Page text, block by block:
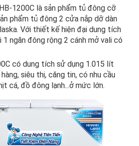
1200C là sản phẩm tủ đông cỡ
phẩm tủ đông 2 cửa nắp dỡ dàn
Với thiết kế hiện đại dung tích
ngăn đông rộng 2 cánh mở vali có
có dung tích sử dụng 1.015 lít
siêu thị, căng tin, có nhu cầu
cá, đồ đông lạnh...ở mức lớn.